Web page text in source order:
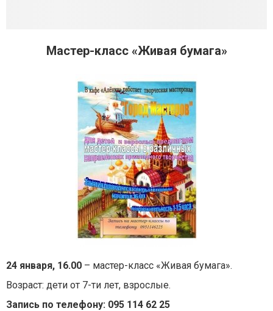
Мастер-класс «Живая бумага»
24 января, 16.00 – мастер-класс «Живая бумага».
Возраст: дети от 7-ти лет, взрослые.
Запись по телефону: 095 114 62 25